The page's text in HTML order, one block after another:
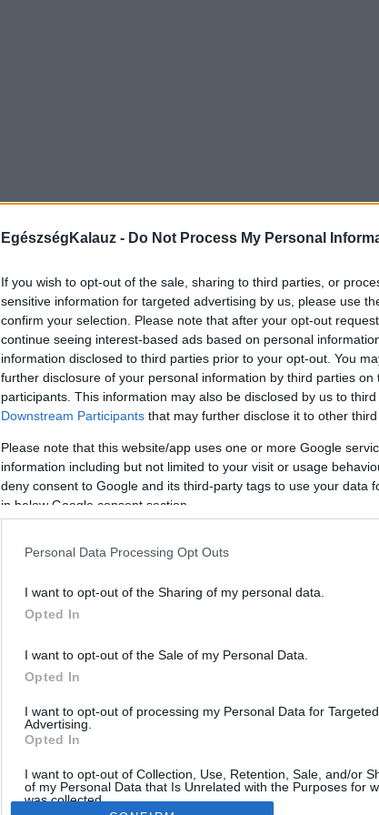
EgészségKalauz - Do Not Process My Personal
If you wish to opt-out of the sale, sharing to third parties, or
sensitive information for targeted advertising by us, please use
confirm your selection. Please note that after your opt-out
continue seeing interest-based ads based on personal
information disclosed to third parties prior to your opt-out. You
further disclosure of your personal information by third parties on
participants. This information may also be disclosed by us to
Downstream Participants that may further disclose it to other third
Please note that this website/app uses one or more Google
information including but not limited to your visit or usage
deny consent to Google and its third-party tags to use your data
in below Google consent section.
Personal Data Processing Opt Outs
I want to opt-out of the Sharing of my personal data.
Opted In
I want to opt-out of the Sale of my Personal Data.
Opted In
I want to opt-out of processing my Personal Data for Targeted
Advertising.
Opted In
I want to opt-out of Collection, Use, Retention, Sale, and/or
of my Personal Data that Is Unrelated with the Purposes for
was collected.